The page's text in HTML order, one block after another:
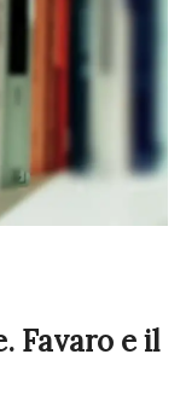
Favaro e il